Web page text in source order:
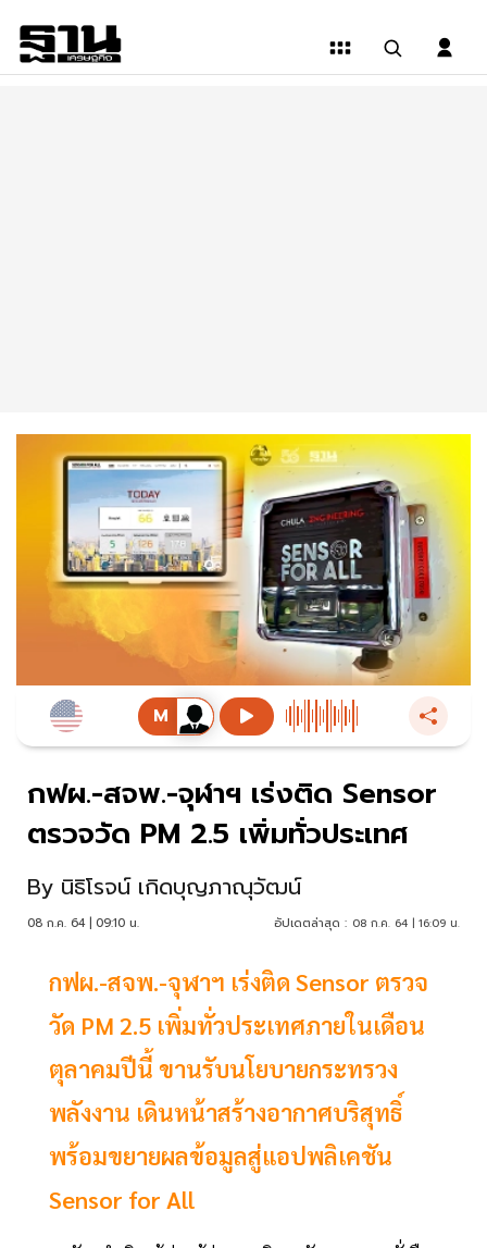
กฟผ.-สจพ.-จุฬาฯ เร่งติด Sensor
ตรวจวัด PM 2.5 เพิ่มทั่วประเทศ
By นิธิโรจน์ เกิดบุญภาณุวัฒน์
08 ก.ค. 64 | 09:10 น. อัปเดตล่าสุด : 08 ก.ค. 64 | 16:09 น.
กฟผ.-สจพ.-จุฬาฯ เร่งติด Sensor ตรวจ
วัด PM 2.5 เพิ่มทั่วประเทศภายในเดือน
ตุลาคมปีนี้ ขานรับนโยบายกระทรวง
พลังงาน เดินหน้าสร้างอากาศบริสุทธิ์
พร้อมขยายผลข้อมูลสู่แอปพลิเคชัน
Sensor for All